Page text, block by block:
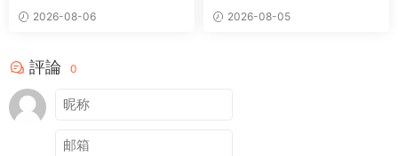
端應用程序
2026-08-06
具 2026-08-05
評論 0